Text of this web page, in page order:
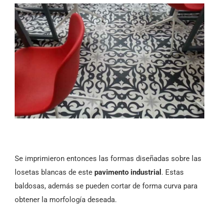
Se imprimieron entonces las formas diseñadas sobre las
losetas blancas de este pavimento industrial . Estas
baldosas, además se pueden cortar de forma curva para
obtener la morfología deseada.